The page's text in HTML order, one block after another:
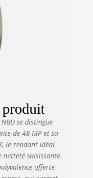
les vlogs et
du
【Écran
WiFi et
via
】
IPS 3
se rabat à
les
les vidéos
et les
de voyage. La
WiFi et
la prise
les
se distingue
de 48 MP et sa
le rendant idéal
netteté saisissante.
offerte